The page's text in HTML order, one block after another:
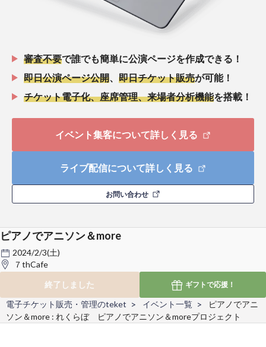
審査不要で誰でも簡単に公演ページを作成できる！
即日公演ページ公開
即日チケット販売が可能！
チケット電子化、座席管理、来場者分析機能を搭載！
イベント集客について詳しく見る
ライブ配信について詳しく見る
お問い合わせ
ピアノでアニソン＆more
2024/2/3(土)
７thCafe
終了しました
ギフトで応援！
電子チケット販売・管理のteket イベント一覧
ピアノでアニ
ソン＆more : れくらぼ ピアノでアニソン＆moreプロジェクト